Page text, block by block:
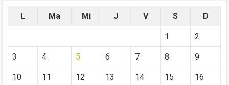
L Ma Mi J V S D
1 2
3 4 5 6 7 8 9
10 11 12 13 14 15 16